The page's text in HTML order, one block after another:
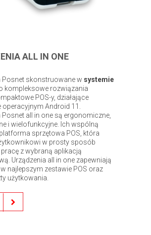
ALL IN ONE
Posnet skonstruowane w systemie
kompleksowe rozwiązania
POS-y, działające
operacyjnym Android 11.
Posnet all in one są ergonomiczne,
i wielofunkcyjne. Ich wspólną
sprzętowa POS, która
w prosty sposób
z wybraną aplikacją
Urządzenia all in one zapewniają
najlepszym zestawie POS oraz
użytkowania.